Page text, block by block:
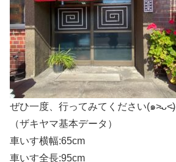
ぜひ一度、行ってみてください(๑˃̵ᴗ˂̵)
（ザキヤマ基本データ）
車いす横幅:65cm
車いす全長:95cm